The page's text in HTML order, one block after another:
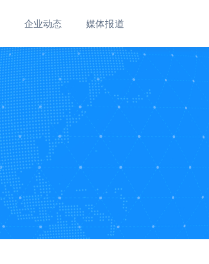
企业动态 媒体报道